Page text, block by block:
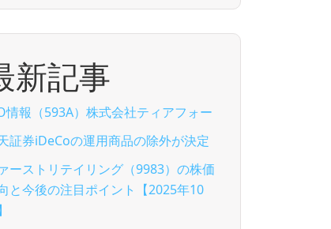
新記事
情報（593A）株式会社ティアフォー
証券iDeCoの運用商品の除外が決定
ーストリテイリング（9983）の株価
と今後の注目ポイント【2025年10